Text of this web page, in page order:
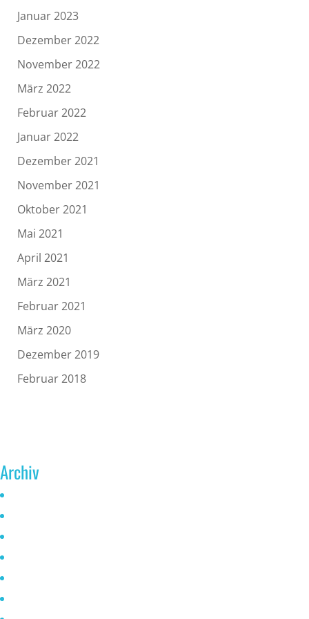
Januar 2023
Dezember 2022
November 2022
März 2022
Februar 2022
Januar 2022
Dezember 2021
November 2021
Oktober 2021
Mai 2021
April 2021
März 2021
Februar 2021
März 2020
Dezember 2019
Februar 2018
Archiv